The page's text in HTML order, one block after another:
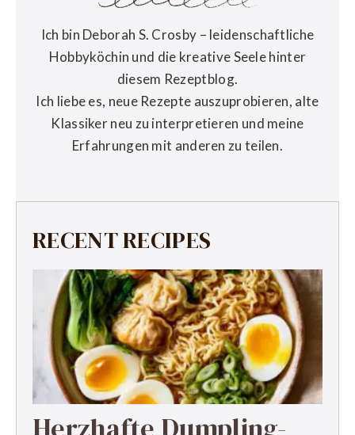
Ich bin Deborah S. Crosby – leidenschaftliche
Hobbyköchin und die kreative Seele hinter
diesem Rezeptblog.
Ich liebe es, neue Rezepte auszuprobieren, alte
Klassiker neu zu interpretieren und meine
Erfahrungen mit anderen zu teilen.
RECENT RECIPES